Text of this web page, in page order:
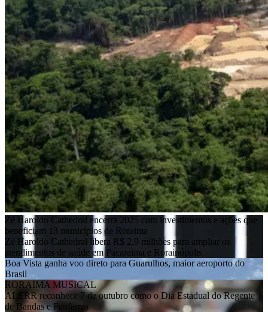
Zé Haroldo Cathedral encerra 2025 com investimentos e ações que
beneficiam 13 municípios de Roraima
Zé Haroldo Cathedral libera R$ 2,9 milhões para ampliar os
atendimentos de saúde em Pacaraima e Rorainópolis
Boa Vista ganha voo direto para Guarulhos, maior aeroporto do
Brasil
RORAIMA MUSICAL
ALERR reconhece 7 de outubro como o Dia Estadual do Regente
de Bandas e Fanfarras